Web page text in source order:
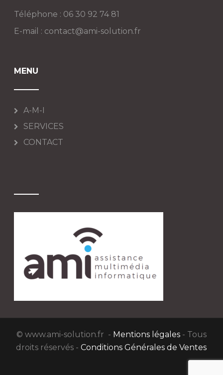
Téléphone : 06 30 92 74 81
E-mail : contact@ami-solution.fr
MENU
A-M-I
SERVICES
CONTACT
© www.ami-solution.fr - Mentions légales- Tous
droits réservés -Conditions Générales de Ventes